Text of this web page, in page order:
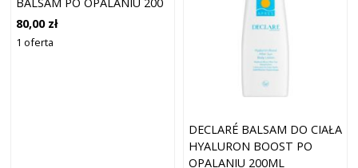
ML
80,00 zł
1 oferta
DECLARÉ BALSAM DO CIAŁA
HYALURON BOOST PO
OPALANIU 200ML